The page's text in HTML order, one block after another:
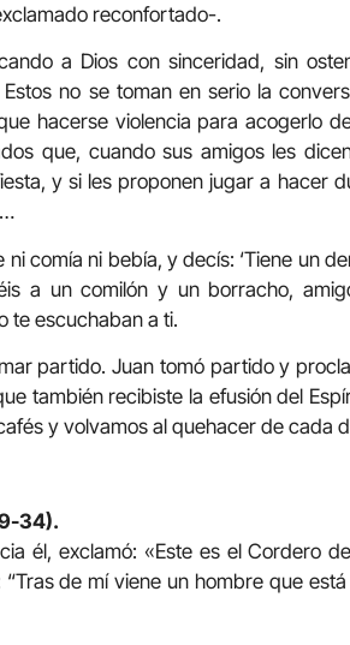
reconfortado-.
a Dios con sinceridad, sin
no se toman en serio la
hacerse violencia para acogerlo
que, cuando sus amigos les
y si les proponen jugar a hacer
comía ni bebía, y decís: ‘Tiene un
a un comilón y un borracho,
te escuchaban a ti.
partido. Juan tomó partido y
también recibiste la efusión del
y volvamos al quehacer de cada
34).
él, exclamó: «Este es el Cordero
de mí viene un hombre que